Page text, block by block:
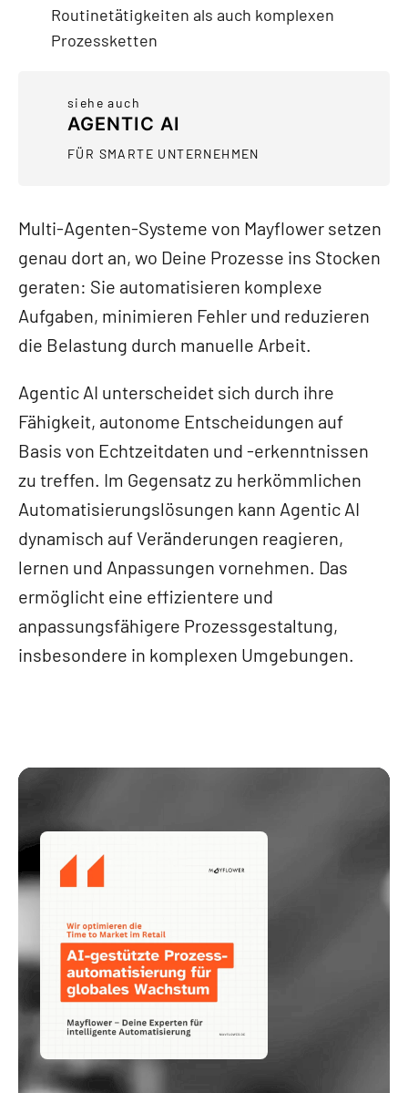
Routinetätigkeiten als auch komplexen
Prozessketten
siehe auch
AGENTIC AI
FÜR SMARTE UNTERNEHMEN
Multi-Agenten-Systeme von Mayflower setzen
genau dort an, wo Deine Prozesse ins Stocken
geraten: Sie automatisieren komplexe
Aufgaben, minimieren Fehler und reduzieren
die Belastung durch manuelle Arbeit.
Agentic AI unterscheidet sich durch ihre
Fähigkeit, autonome Entscheidungen auf
Basis von Echtzeitdaten und -erkenntnissen
zu treffen. Im Gegensatz zu herkömmlichen
Automatisierungslösungen kann Agentic AI
dynamisch auf Veränderungen reagieren,
lernen und Anpassungen vornehmen. Das
ermöglicht eine effizientere und
anpassungsfähigere Prozessgestaltung,
insbesondere in komplexen Umgebungen.